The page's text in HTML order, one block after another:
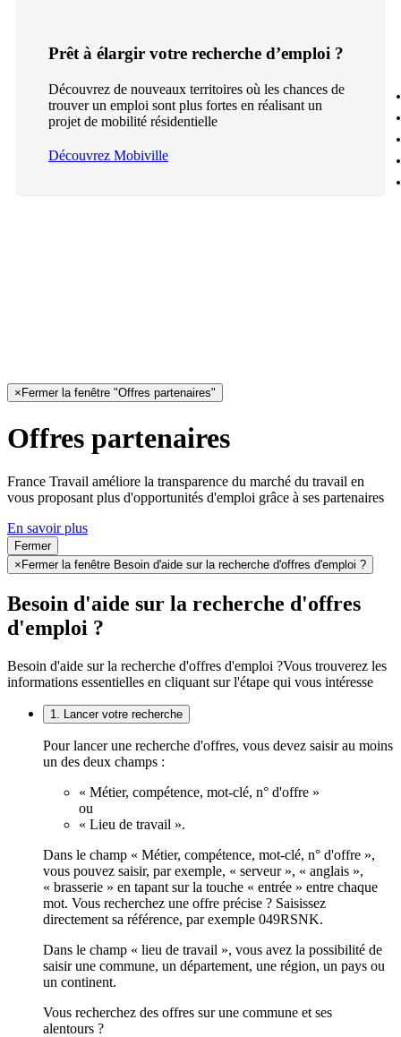
Prêt à élargir votre recherche d’emploi ?
Découvrez de nouveaux territoires où les chances de
trouver un emploi sont plus fortes en réalisant un
projet de mobilité résidentielle
Découvrez Mobiville
× Fermer la fenêtre "Offres partenaires"
Offres partenaires
France Travail améliore la transparence du marché du travail en
vous proposant plus d'opportunités d'emploi grâce à ses partenaires
En savoir plus
Fermer
× Fermer la fenêtre Besoin d'aide sur la recherche d'offres d'emploi ?
Besoin d'aide sur la recherche d'offres
d'emploi ?
Besoin d'aide sur la recherche d'offres d'emploi ?Vous trouverez les
informations essentielles en cliquant sur l'étape qui vous intéresse
1. Lancer votre recherche
Pour lancer une recherche d'offres, vous devez saisir au moins
un des deux champs :
« Métier, compétence, mot-clé, n° d'offre »
ou
« Lieu de travail ».
Dans le champ « Métier, compétence, mot-clé, n° d'offre »,
vous pouvez saisir, par exemple, « serveur », « anglais »,
« brasserie » en tapant sur la touche « entrée » entre chaque
mot. Vous recherchez une offre précise ? Saisissez
directement sa référence, par exemple 049RSNK.
Dans le champ « lieu de travail », vous avez la possibilité de
saisir une commune, un département, une région, un pays ou
un continent.
Vous recherchez des offres sur une commune et ses
alentours ?